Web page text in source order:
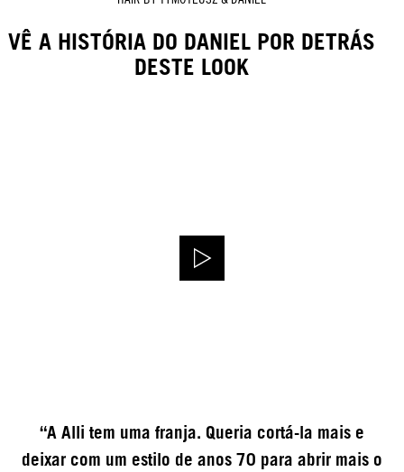
VÊ A HISTÓRIA DO DANIEL POR DETRÁS
DESTE LOOK
“A Alli tem uma franja. Queria cortá-la mais e
deixar com um estilo de anos 70 para abrir mais o